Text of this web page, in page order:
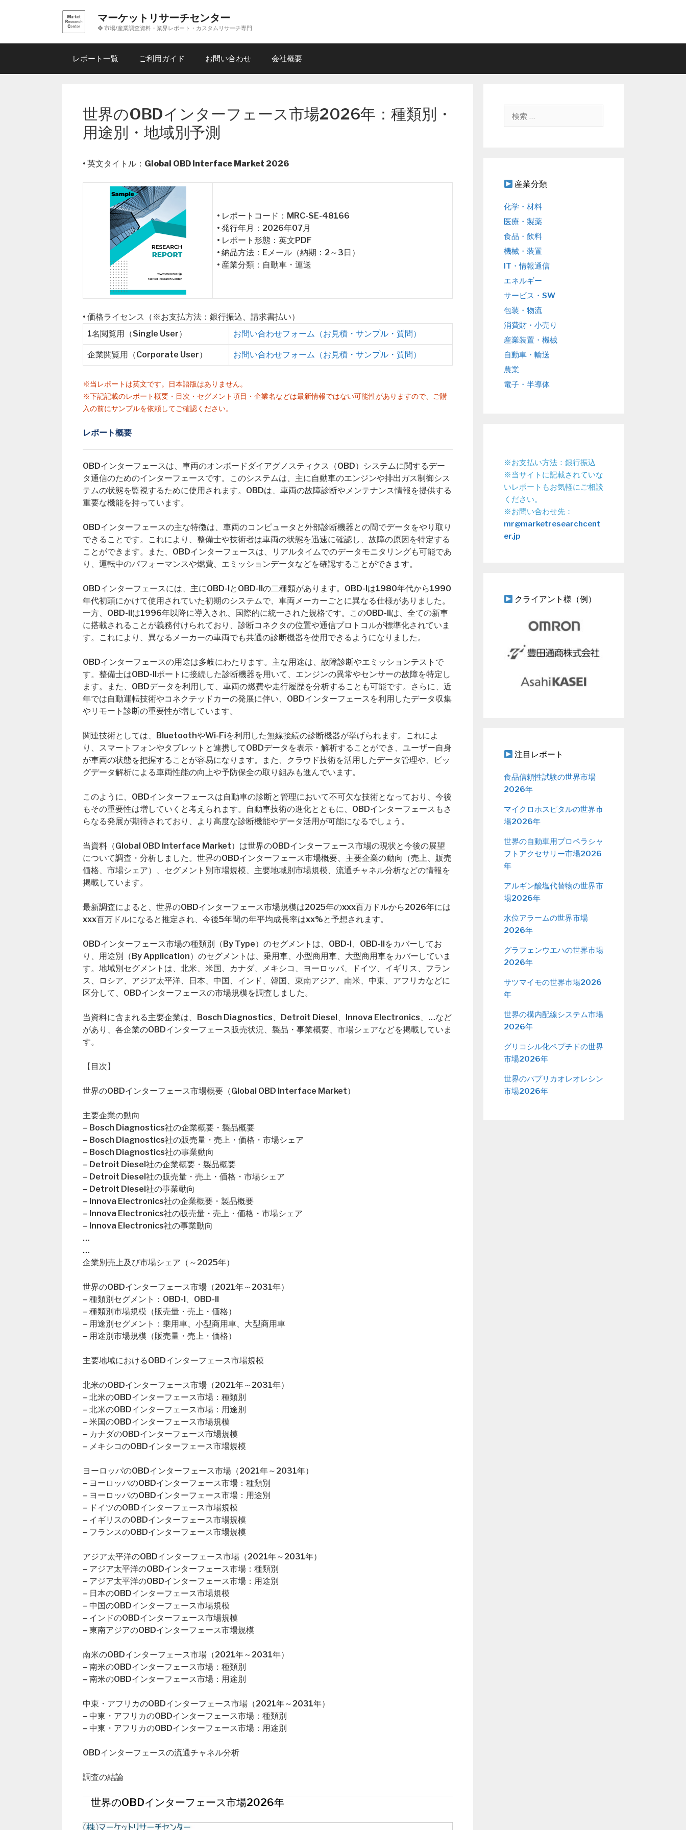
ン
マーケットリサーチセンター
❖ 市場/産業調査資料・業界レポート・カスタムリサーチ専門
レポート一覧 ご利用ガイド お問い合わせ 会社概要
世界のOBDインターフェース市場2026年：種類別・
用途別・地域別予測
• 英文タイトル： Global OBD Interface Market 2026
• レポートコード：MRC-SE-48166
• 発行年月：2026年07月
• レポート形態：英文PDF
• 納品方法：Eメール（納期：2～3日）
• 産業分類：自動車・運送
• 価格ライセンス（※お支払方法：銀行振込、請求書払い）
1名閲覧用（Single User）
お問い合わせフォーム（お見積・サンプル・質問）
企業閲覧用（Corporate User） お問い合わせフォーム（お見積・サンプル・質問）
※当レポートは英文です。日本語版はありません。
※下記記載のレポート概要・目次・セグメント項目・企業名などは最新情報ではない可能性がありますので、ご購
入の前にサンプルを依頼してご確認ください。
レポート概要
OBDインターフェースは、車両のオンボードダイアグノスティクス（OBD）システムに関するデー
タ通信のためのインターフェースです。このシステムは、主に自動車のエンジンや排出ガス制御シス
テムの状態を監視するために使用されます。OBDは、車両の故障診断やメンテナンス情報を提供する
重要な機能を持っています。
OBDインターフェースの主な特徴は、車両のコンピュータと外部診断機器との間でデータをやり取り
できることです。これにより、整備士や技術者は車両の状態を迅速に確認し、故障の原因を特定する
ことができます。また、OBDインターフェースは、リアルタイムでのデータモニタリングも可能であ
り、運転中のパフォーマンスや燃費、エミッションデータなどを確認することができます。
OBDインターフェースには、主にOBD-IとOBD-IIの二種類があります。OBD-Iは1980年代から1990
年代初頭にかけて使用されていた初期のシステムで、車両メーカーごとに異なる仕様がありました。
一方、OBD-IIは1996年以降に導入され、国際的に統一された規格です。このOBD-IIは、全ての新車
に搭載されることが義務付けられており、診断コネクタの位置や通信プロトコルが標準化されていま
す。これにより、異なるメーカーの車両でも共通の診断機器を使用できるようになりました。
OBDインターフェースの用途は多岐にわたります。主な用途は、故障診断やエミッションテストで
す。整備士はOBD-IIポートに接続した診断機器を用いて、エンジンの異常やセンサーの故障を特定し
ます。また、OBDデータを利用して、車両の燃費や走行履歴を分析することも可能です。さらに、近
年では自動運転技術やコネクテッドカーの発展に伴い、OBDインターフェースを利用したデータ収集
やリモート診断の重要性が増しています。
関連技術としては、BluetoothやWi-Fiを利用した無線接続の診断機器が挙げられます。これによ
り、スマートフォンやタブレットと連携してOBDデータを表示・解析することができ、ユーザー自身
が車両の状態を把握することが容易になります。また、クラウド技術を活用したデータ管理や、ビッ
グデータ解析による車両性能の向上や予防保全の取り組みも進んでいます。
このように、OBDインターフェースは自動車の診断と管理において不可欠な技術となっており、今後
もその重要性は増していくと考えられます。自動車技術の進化とともに、OBDインターフェースもさ
らなる発展が期待されており、より高度な診断機能やデータ活用が可能になるでしょう。
当資料（Global OBD Interface Market）は世界のOBDインターフェース市場の現状と今後の展望
について調査・分析しました。世界のOBDインターフェース市場概要、主要企業の動向（売上、販売
価格、市場シェア）、セグメント別市場規模、主要地域別市場規模、流通チャネル分析などの情報を
掲載しています。
最新調査によると、世界のOBDインターフェース市場規模は2025年のxxx百万ドルから2026年には
xxx百万ドルになると推定され、今後5年間の年平均成長率はxx%と予想されます。
OBDインターフェース市場の種類別（By Type）のセグメントは、OBD-I、OBD-IIをカバーしてお
り、用途別（By Application）のセグメントは、乗用車、小型商用車、大型商用車をカバーしていま
す。地域別セグメントは、北米、米国、カナダ、メキシコ、ヨーロッパ、ドイツ、イギリス、フラン
ス、ロシア、アジア太平洋、日本、中国、インド、韓国、東南アジア、南米、中東、アフリカなどに
区分して、OBDインターフェースの市場規模を調査しました。
当資料に含まれる主要企業は、Bosch Diagnostics、Detroit Diesel、Innova Electronics、…など
があり、各企業のOBDインターフェース販売状況、製品・事業概要、市場シェアなどを掲載していま
す。
【目次】
世界のOBDインターフェース市場概要（Global OBD Interface Market）
主要企業の動向
– Bosch Diagnostics社の企業概要・製品概要
– Bosch Diagnostics社の販売量・売上・価格・市場シェア
– Bosch Diagnostics社の事業動向
– Detroit Diesel社の企業概要・製品概要
– Detroit Diesel社の販売量・売上・価格・市場シェア
– Detroit Diesel社の事業動向
– Innova Electronics社の企業概要・製品概要
– Innova Electronics社の販売量・売上・価格・市場シェア
– Innova Electronics社の事業動向
…
…
企業別売上及び市場シェア（～2025年）
世界のOBDインターフェース市場（2021年～2031年）
– 種類別セグメント：OBD-I、OBD-II
– 種類別市場規模（販売量・売上・価格）
– 用途別セグメント：乗用車、小型商用車、大型商用車
– 用途別市場規模（販売量・売上・価格）
主要地域におけるOBDインターフェース市場規模
北米のOBDインターフェース市場（2021年～2031年）
– 北米のOBDインターフェース市場：種類別
– 北米のOBDインターフェース市場：用途別
– 米国のOBDインターフェース市場規模
– カナダのOBDインターフェース市場規模
– メキシコのOBDインターフェース市場規模
ヨーロッパのOBDインターフェース市場（2021年～2031年）
– ヨーロッパのOBDインターフェース市場：種類別
– ヨーロッパのOBDインターフェース市場：用途別
– ドイツのOBDインターフェース市場規模
– イギリスのOBDインターフェース市場規模
– フランスのOBDインターフェース市場規模
アジア太平洋のOBDインターフェース市場（2021年～2031年）
– アジア太平洋のOBDインターフェース市場：種類別
– アジア太平洋のOBDインターフェース市場：用途別
– 日本のOBDインターフェース市場規模
– 中国のOBDインターフェース市場規模
– インドのOBDインターフェース市場規模
– 東南アジアのOBDインターフェース市場規模
南米のOBDインターフェース市場（2021年～2031年）
– 南米のOBDインターフェース市場：種類別
– 南米のOBDインターフェース市場：用途別
中東・アフリカのOBDインターフェース市場（2021年～2031年）
– 中東・アフリカのOBDインターフェース市場：種類別
– 中東・アフリカのOBDインターフェース市場：用途別
OBDインターフェースの流通チャネル分析
調査の結論
世界のOBDインターフェース市場2026年
産業分類
化学・材料
医療・製薬
食品・飲料
機械・装置
IT・情報通信
エネルギー
サービス・SW
包装・物流
消費財・小売り
産業装置・機械
自動車・輸送
農業
電子・半導体
※お支払い方法：銀行振込
※当サイトに記載されていな
いレポートもお気軽にご相談
ください。
※お問い合わせ先：
mr@marketresearchcent
er.jp
クライアント様（例）
注目レポート
食品信頼性試験の世界市場
2026年
マイクロホスピタルの世界市
場2026年
世界の自動車用プロペラシャ
フトアクセサリー市場2026
年
アルギン酸塩代替物の世界市
場2026年
水位アラームの世界市場
2026年
グラフェンウエハの世界市場
2026年
サツマイモの世界市場2026
年
世界の構内配線システム市場
2026年
グリコシル化ペプチドの世界
市場2026年
世界のパプリカオレオレシン
市場2026年